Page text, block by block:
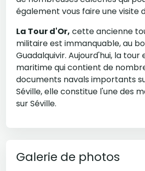
également vous faire une visite
La Tour d'Or, cette ancienne
militaire est immanquable, au
Guadalquivir. Aujourd'hui, la tour
maritime qui contient de
documents navals importants
Séville, elle constitue l'une des
sur Séville.
Galerie de photos